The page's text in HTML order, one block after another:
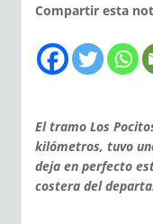
Compartir esta
El tramo Los
kilómetros, tuvo
deja en perfecto
costera del